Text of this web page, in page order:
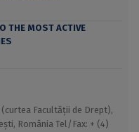
THE MOST ACTIVE
Facultății de Drept),
România Tel/Fax: + (4)